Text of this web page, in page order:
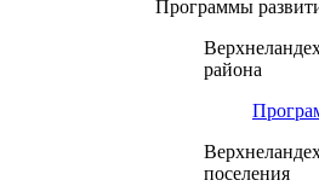
Программы
района
поселения